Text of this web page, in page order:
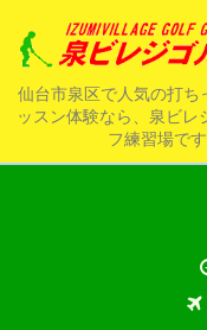
仙台市泉区で人気の打ち
ッスン体験なら、泉ビ
フ練習場で